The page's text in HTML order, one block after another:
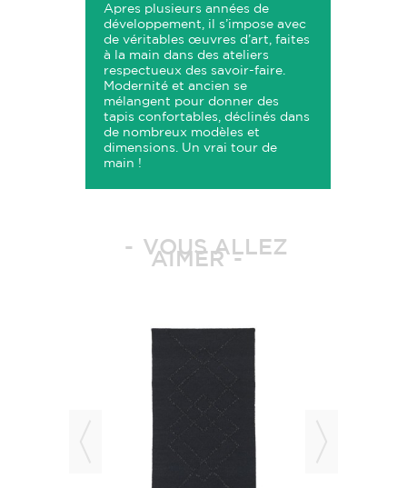
Apres plusieurs années de
développement, il s’impose avec
de véritables œuvres d’art, faites
à la main dans des ateliers
respectueux des savoir-faire.
Modernité et ancien se
mélangent pour donner des
tapis confortables, déclinés dans
de nombreux modèles et
dimensions. Un vrai tour de
main !
VOUS ALLEZ
AIMER